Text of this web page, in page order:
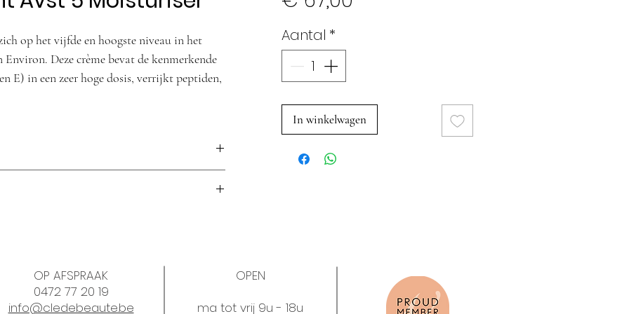
op het vijfde en hoogste niveau in het
Deze crème bevat de kenmerkende
E) in een zeer hoge dosis, verrijkt peptiden,
om je AVST 5 Moisturiser te
Aantal *
In winkelwagen
OP AFSPRAAK
0472 77 20 19
info@cledebeaute.be
OPEN
ma tot vrij 9u - 18u